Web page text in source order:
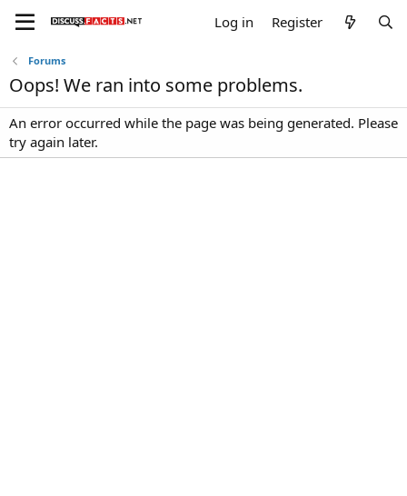
Log in Register
Forums
Oops! We ran into some problems.
An error occurred while the page was being generated. Please
try again later.